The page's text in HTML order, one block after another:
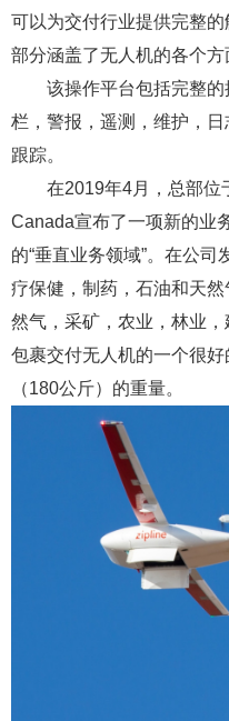
可以为交付行业提供完整
部分涵盖了无人机的各个方
该操作平台包括完整
栏，警报，遥测，维护，
跟踪。
在2019年4月，总部位
Canada宣布了一项新的业
的“垂直业务领域”。在公
疗保健，制药，石油和天
然气，采矿，农业，林业
包裹交付无人机的一个很
（180公斤）的重量。